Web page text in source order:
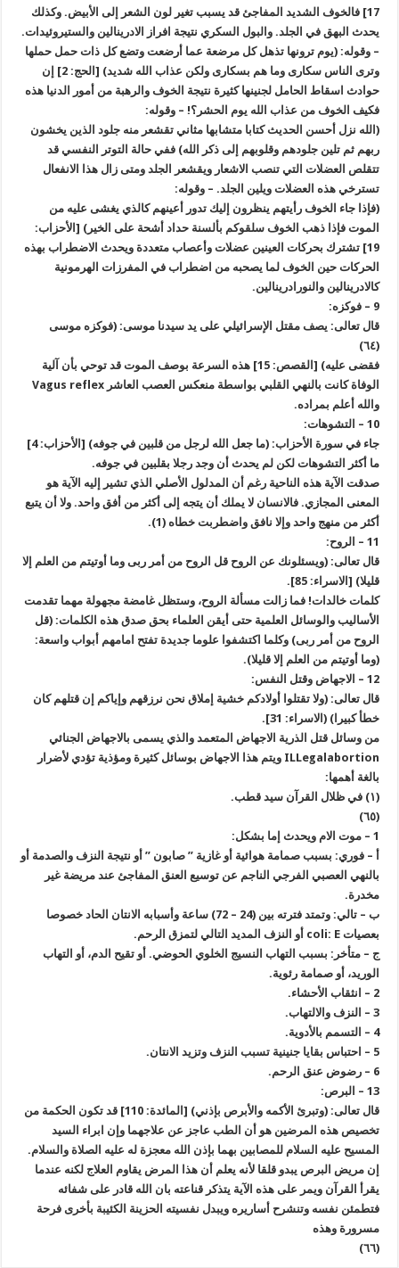
17] فالخوف الشديد المفاجئ قد يسبب تغير لون الشعر إلى الأبيض. وكذلك
يحدث البهق في الجلد. والبول السكري نتيجة افراز الادرينالين والستيروئيدات.
– وقوله: (يوم ترونها تذهل كل مرضعة عما أرضعت وتضع كل ذات حمل حملها
وترى الناس سكارى وما هم بسكارى ولكن عذاب الله شديد) [الحج: 2] إن
حوادث اسقاط الحامل لجنينها كثيرة نتيجة الخوف والرهبة من أمور الدنيا هذه
فكيف الخوف من عذاب الله يوم الحشر؟! – وقوله:
(الله نزل أحسن الحديث كتابا متشابها مثاني تقشعر منه جلود الذين يخشون
ربهم ثم تلين جلودهم وقلوبهم إلى ذكر الله) ففي حالة التوتر النفسي قد
تتقلص العضلات التي تنصب الاشعار ويقشعر الجلد ومتى زال هذا الانفعال
تسترخي هذه العضلات ويلين الجلد. – وقوله:
(فإذا جاء الخوف رأيتهم ينظرون إليك تدور أعينهم كالذي يغشى عليه من
الموت فإذا ذهب الخوف سلقوكم بألسنة حداد أشحة على الخير) [الأحزاب:
19] تشترك بحركات العينين عضلات وأعصاب متعددة ويحدث الاضطراب بهذه
الحركات حين الخوف لما يصحبه من اضطراب في المفرزات الهرمونية
كالادرينالين والنورادرينالين.
9 – فوكزه:
قال تعالى: يصف مقتل الإسرائيلي على يد سيدنا موسى: (فوكزه موسى
(٦٤)
فقضى عليه) [القصص: 15] هذه السرعة بوصف الموت قد توحي بأن آلية
الوفاة كانت بالنهي القلبي بواسطة منعكس العصب العاشر Vagus reflex
والله أعلم بمراده.
10 – التشوهات:
جاء في سورة الأحزاب: (ما جعل الله لرجل من قلبين في جوفه) [الأحزاب: 4]
ما أكثر التشوهات لكن لم يحدث أن وجد رجلا بقلبين في جوفه.
صدقت الآية هذه الناحية رغم أن المدلول الأصلي الذي تشير إليه الآية هو
المعنى المجازي. فالانسان لا يملك أن يتجه إلى أكثر من أفق واحد. ولا أن يتبع
أكثر من منهج واحد وإلا نافق واضطربت خطاه (1).
11 – الروح:
قال تعالى: (ويسئلونك عن الروح قل الروح من أمر ربى وما أوتيتم من العلم إلا
قليلا) [الاسراء: 85].
كلمات خالدات! فما زالت مسألة الروح، وستظل غامضة مجهولة مهما تقدمت
الأساليب والوسائل العلمية حتى أيقن العلماء بحق صدق هذه الكلمات: (قل
الروح من أمر ربى) وكلما اكتشفوا علوما جديدة تفتح امامهم أبواب واسعة:
(وما أوتيتم من العلم إلا قليلا).
12 – الاجهاض وقتل النفس:
قال تعالى: (ولا تقتلوا أولادكم خشية إملاق نحن نرزقهم وإياكم إن قتلهم كان
خطأ كبيرا) (الاسراء: 31].
من وسائل قتل الذرية الاجهاض المتعمد والذي يسمى بالاجهاض الجنائي
ILLegalabortion ويتم هذا الاجهاض بوسائل كثيرة ومؤذية تؤدي لأضرار
بالغة أهمها:
(١) في ظلال القرآن سيد قطب.
(٦٥)
1 – موت الام ويحدث إما بشكل:
أ – فوري: بسبب صمامة هوائية أو غازية ” صابون ” أو نتيجة النزف والصدمة أو
بالنهي العصبي الفرجي الناجم عن توسيع العنق المفاجئ عند مريضة غير
مخدرة.
ب – تالي: وتمتد فترته بين (24 – 72) ساعة وأسبابه الانتان الحاد خصوصا
بعصيات coli: E أو النزف المديد التالي لتمزق الرحم.
ج – متأخر: بسبب التهاب النسيج الخلوي الحوضي. أو تقيح الدم، أو التهاب
الوريد، أو صمامة رئوية.
2 – انثقاب الأحشاء.
3 – النزف والالتهاب.
4 – التسمم بالأدوية.
5 – احتباس بقايا جنينية تسبب النزف وتزيد الانتان.
6 – رضوض عنق الرحم.
13 – البرص:
قال تعالى: (وتبرئ الأكمه والأبرص بإذني) [المائدة: 110] قد تكون الحكمة من
تخصيص هذه المرضين هو أن الطب عاجز عن علاجهما وإن ابراء السيد
المسيح عليه السلام للمصابين بهما بإذن الله معجزة له عليه الصلاة والسلام.
إن مريض البرص يبدو قلقا لأنه يعلم أن هذا المرض يقاوم العلاج لكنه عندما
يقرأ القرآن ويمر على هذه الآية يتذكر قناعته بان الله قادر على شفائه
فتطمئن نفسه وتنشرح أساريره ويبدل نفسيته الحزينة الكئيبة بأخرى فرحة
مسرورة وهذه
(٦٦)